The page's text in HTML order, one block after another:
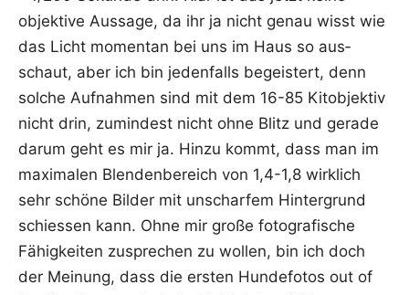
objek­ti­ve Aus­sa­ge, da ihr ja nicht genau wisst wie
das Licht momen­tan bei uns im Haus so aus­
schaut, aber ich bin jeden­falls begeis­tert, denn
sol­che Auf­nah­men sind mit dem 16-85 Kit­ob­jek­tiv
nicht drin, zumin­dest nicht ohne Blitz und gera­de
dar­um geht es mir ja. Hin­zu kommt, dass man im
maxi­ma­len Blen­den­be­reich von 1,4-1,8 wirk­lich
sehr schö­ne Bil­der mit unschar­fem Hin­ter­grund
schies­sen kann. Ohne mir gro­ße foto­gra­fi­sche
Fähig­kei­ten zuspre­chen zu wol­len, bin ich doch
der Mei­nung, dass die ers­ten Hun­de­fo­tos out of